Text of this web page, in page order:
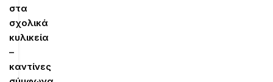
στα
σχολικά
κυλικεία
–
καντίνες